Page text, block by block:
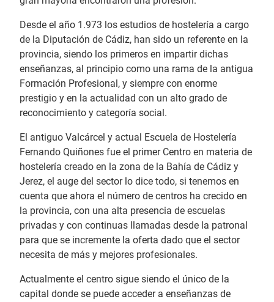
Desde el año 1.973 los estudios de hostelería a cargo
de la Diputación de Cádiz, han sido un referente en la
provincia, siendo los primeros en impartir dichas
enseñanzas, al principio como una rama de la antigua
Formación Profesional, y siempre con enorme
prestigio y en la actualidad con un alto grado de
reconocimiento y categoría social.
El antiguo Valcárcel y actual Escuela de Hostelería
Fernando Quiñones fue el primer Centro en materia de
hostelería creado en la zona de la Bahía de Cádiz y
Jerez, el auge del sector lo dice todo, si tenemos en
cuenta que ahora el número de centros ha crecido en
la provincia, con una alta presencia de escuelas
privadas y con continuas llamadas desde la patronal
para que se incremente la oferta dado que el sector
necesita de más y mejores profesionales.
Actualmente el centro sigue siendo el único de la
capital donde se puede acceder a enseñanzas de